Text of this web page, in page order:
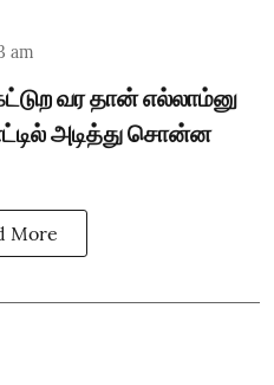
am
வர தான் எல்லாம்னு
அடித்து சொன்ன
More